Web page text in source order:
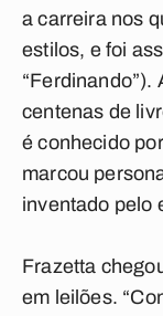
a carreira nos
estilos, e foi
“Ferdinando”).
centenas de
é conhecido
marcou
inventado pelo
Frazetta
em leilões.